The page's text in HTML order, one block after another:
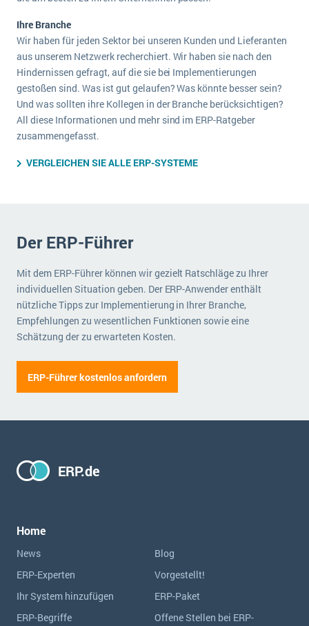
Die „SaaSpocalypse“: Was ist das und was bedeutet es für die Zukunft von Unternehmenssoftware?
SAP investiert mit zwei strategischen Übernahmen in Enterprise-KI
ERP-Trends in der Produktion
NACHRICHTENARCHIV
Ihre Branche
Wir haben für jeden Sektor bei unseren Kunden und Lieferanten
aus unserem Netzwerk recherchiert. Wir haben sie nach den
Hindernissen gefragt, auf die sie bei Implementierungen
gestoßen sind. Was ist gut gelaufen? Was könnte besser sein?
Und was sollten ihre Kollegen in der Branche berücksichtigen?
All diese Informationen und mehr sind im ERP-Ratgeber
zusammengefasst.
VERGLEICHEN SIE ALLE ERP-SYSTEME
Der ERP-Führer
Mit dem ERP-Führer können wir gezielt Ratschläge zu Ihrer
individuellen Situation geben. Der ERP-Anwender enthält
nützliche Tipps zur Implementierung in Ihrer Branche,
Empfehlungen zu wesentlichen Funktionen sowie eine
Schätzung der zu erwarteten Kosten.
ERP-Führer kostenlos anfordern
ERP.de
Home
News
Blog
ERP-Experten
Vorgestellt!
Ihr System hinzufügen
ERP-Paket
ERP-Begriffe
Offene Stellen bei ERP-